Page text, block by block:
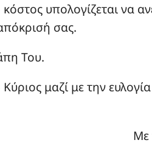
υπολογίζεται να
σας.
Του.
μαζί με την
Με